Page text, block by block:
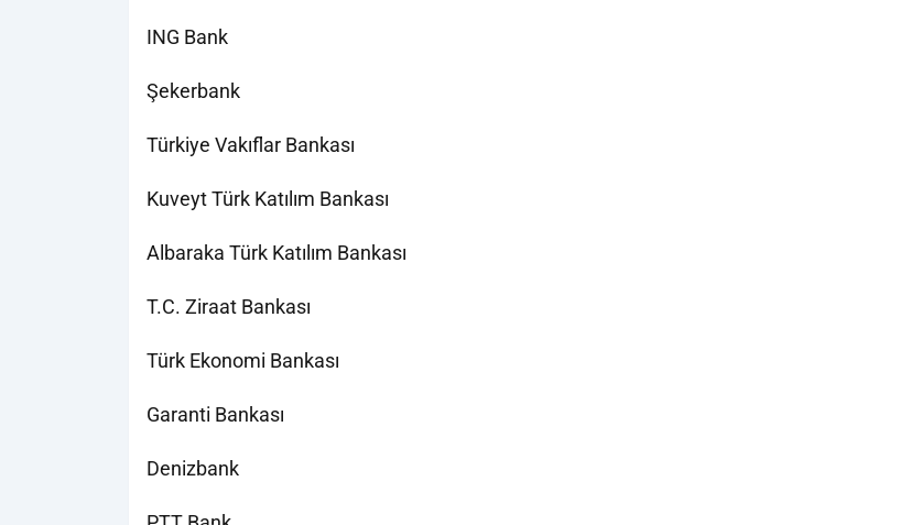
ING Bank
Şekerbank
Türkiye Vakıflar Bankası
Kuveyt Türk Katılım Bankası
Albaraka Türk Katılım Bankası
T.C. Ziraat Bankası
Türk Ekonomi Bankası
Garanti Bankası
Denizbank